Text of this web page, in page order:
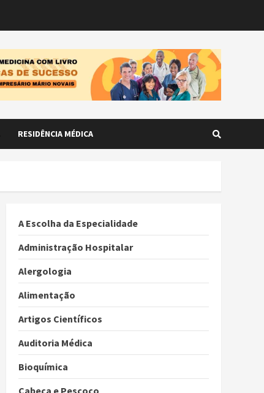
RESIDÊNCIA MÉDICA
A Escolha da Especialidade
Administração Hospitalar
Alergologia
Alimentação
Artigos Científicos
Auditoria Médica
Bioquímica